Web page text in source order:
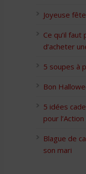
Joyeuse
Ce qu’il
d’acheter
5 soupes à
Bon
5 idées
pour
Blague de
son mari